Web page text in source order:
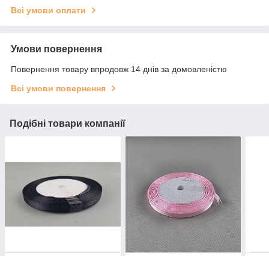
Всі умови оплати
Умови повернення
Повернення товару впродовж 14 днів за домовленістю
Всі умови повернення
Подібні товари компанії